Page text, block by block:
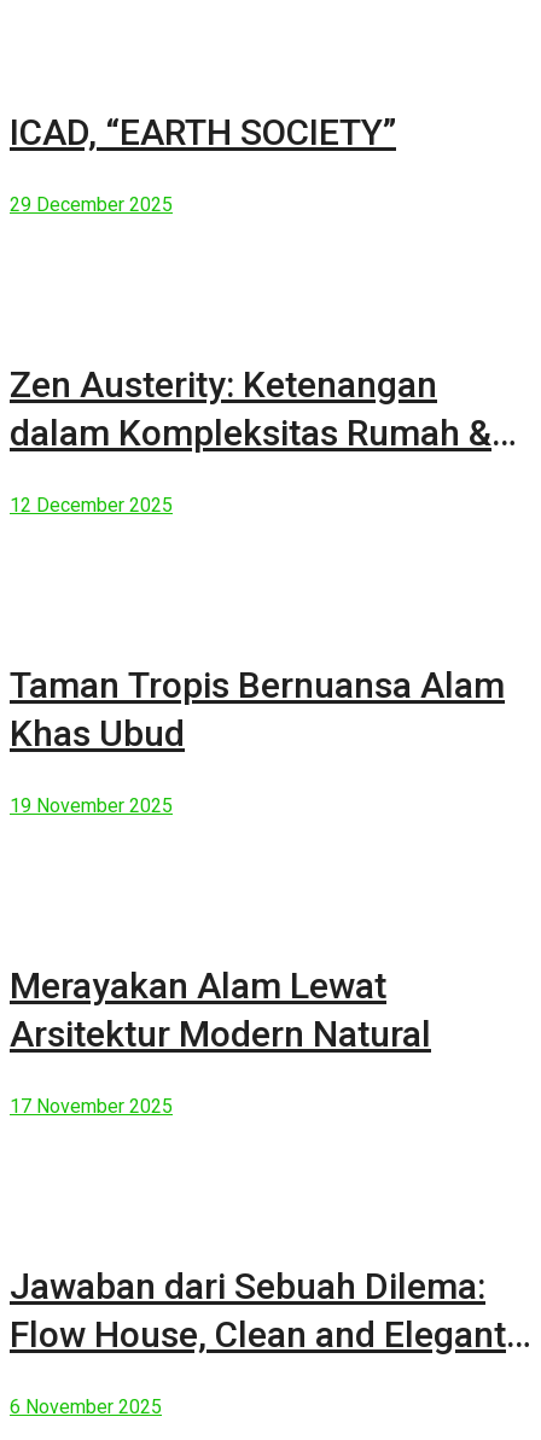
ICAD, “EARTH SOCIETY”
29 December 2025
Zen Austerity: Ketenangan
dalam Kompleksitas Rumah &
12 December 2025
Taman Tropis Bernuansa Alam
Khas Ubud
19 November 2025
Merayakan Alam Lewat
Arsitektur Modern Natural
17 November 2025
Jawaban dari Sebuah Dilema:
Flow House, Clean and Elegant
6 November 2025